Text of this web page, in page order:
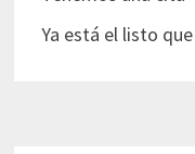
Ya está el listo